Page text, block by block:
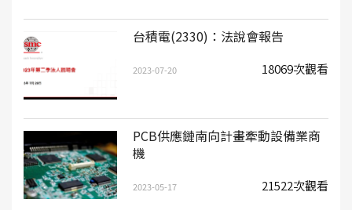
台積電(2330)：法說會報告
2023-07-20 18069次觀看
PCB供應鏈南向計畫牽動設備業商
機
2023-05-17 21522次觀看